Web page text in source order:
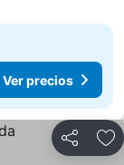
Ver precios
Compartir